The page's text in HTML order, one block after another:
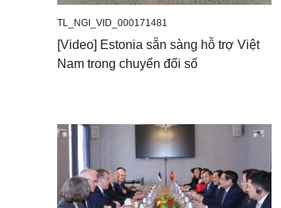
TL_NGI_VID_000171481
[Video] Estonia sẵn sàng hỗ trợ Việt
Nam trong chuyển đổi số